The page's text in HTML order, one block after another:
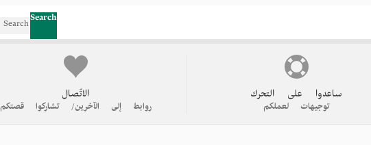
Search
ساعدوا على التحرك
توجيهات لعملكم
الاتّصال
روابط إلى الآخرين/ تشاركوا قصتكم